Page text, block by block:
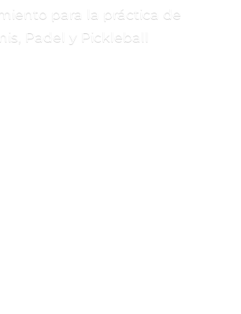
para la práctica de
Padel
y Pickleball